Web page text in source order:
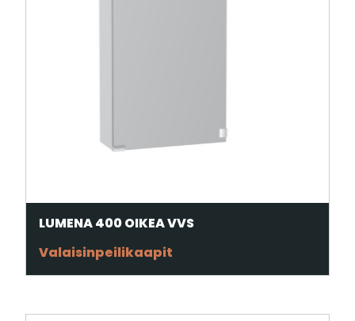
LUMENA 400 OIKEA VVS
Valaisinpeilikaapit